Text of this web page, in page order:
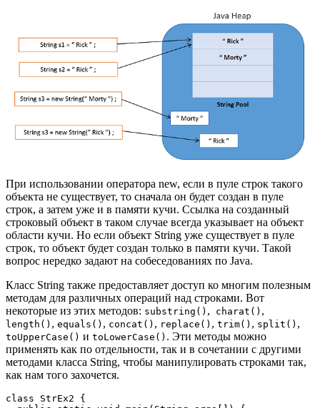
При использовании оператора new, если в пуле строк такого
объекта не существует, то сначала он будет создан в пуле
строк, а затем уже и в памяти кучи. Ссылка на созданный
строковый объект в таком случае всегда указывает на объект
области кучи. Но если объект String уже существует в пуле
строк, то объект будет создан только в памяти кучи. Такой
вопрос нередко задают на собеседованиях по Java.
Класс String также предоставляет доступ ко многим полезным
методам для различных операций над строками. Вот
некоторые из этих методов: substring() , charat() ,
length() , equals() , concat() , replace() , trim() , split() ,
toUpperCase() и toLowerCase() . Эти методы можно
применять как по отдельности, так и в сочетании с другими
методами класса String, чтобы манипулировать строками так,
как нам того захочется.
class StrEx2 {